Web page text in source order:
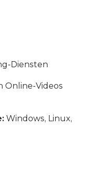
Diensten
Online-Videos
Windows, Linux,